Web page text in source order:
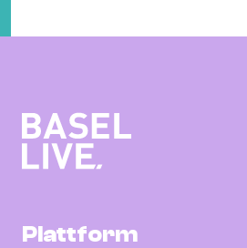
Plattform